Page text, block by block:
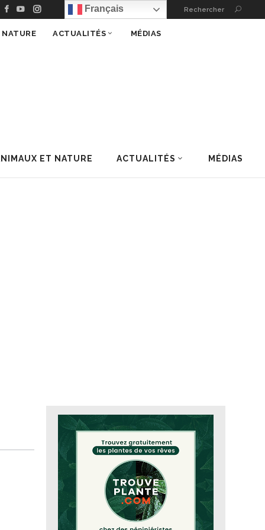
Français Rechercher
ET NATURE ACTUALITÉS MÉDIAS
ACTUALITÉS MÉDIAS